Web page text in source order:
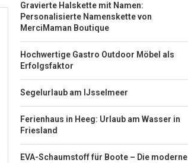
Gravierte Halskette mit Namen:
Personalisierte Namenskette von
MerciMaman Boutique
Hochwertige Gastro Outdoor Möbel als
Erfolgsfaktor
Segelurlaub am IJsselmeer
Ferienhaus in Heeg: Urlaub am Wasser in
Friesland
EVA-Schaumstoff für Boote – Die moderne